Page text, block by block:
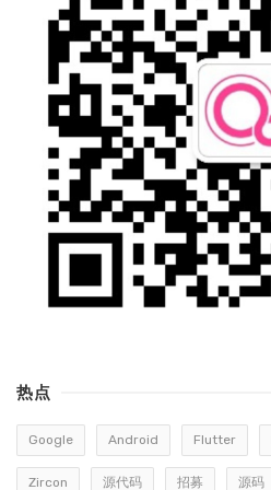
热点
Google Android Flutter
Zircon 源代码 招募 源码